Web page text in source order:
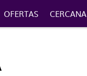
OFERTAS CERCANA